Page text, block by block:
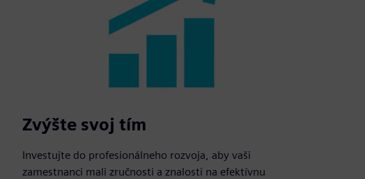
Zvýšte svoj tím
Investujte do profesionálneho rozvoja, aby vaši
zamestnanci mali zručnosti a znalosti na efektívnu